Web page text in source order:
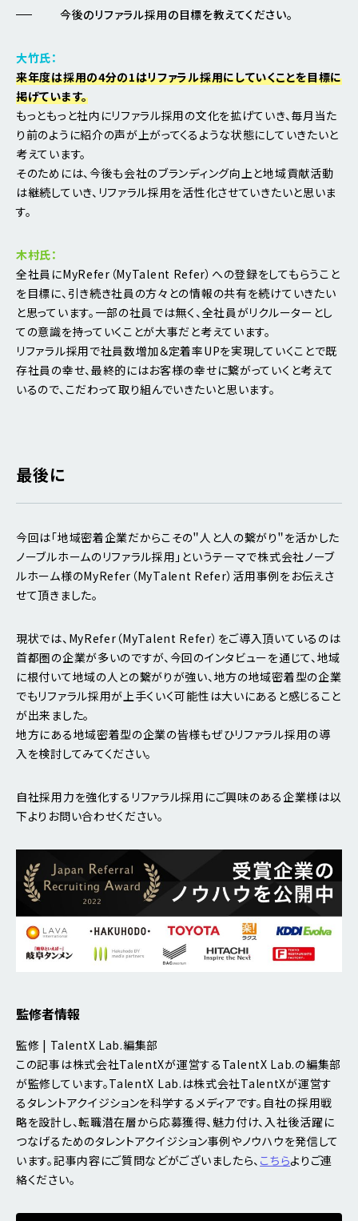
今後のリファラル採用の目標を教えてください。
大竹氏：
来年度は採用の4分の1はリファラル採用にしていくことを目標に
掲げています。
もっともっと社内にリファラル採用の文化を拡げていき、毎月当た
り前のように紹介の声が上がってくるような状態にしていきたいと
考えています。
そのためには、今後も会社のブランディング向上と地域貢献活動
は継続していき、リファラル採用を活性化させていきたいと思いま
す。
木村氏：
全社員にMyRefer（MyTalent Refer）への登録をしてもらうこと
を目標に、引き続き社員の方々との情報の共有を続けていきたい
と思っています。一部の社員では無く、全社員がリクルーターとし
ての意識を持っていくことが大事だと考えています。
リファラル採用で社員数増加＆定着率UPを実現していくことで既
存社員の幸せ、最終的にはお客様の幸せに繋がっていくと考えて
いるので、こだわって取り組んでいきたいと思います。
最後に
今回は「地域密着企業だからこその＂人と人の繋がり＂を活かした
ノーブルホームのリファラル採用」というテーマで株式会社ノーブ
ルホーム様のMyRefer（MyTalent Refer）活用事例をお伝えさ
せて頂きました。
現状では、MyRefer（MyTalent Refer）をご導入頂いているのは
首都圏の企業が多いのですが、今回のインタビューを通じて、地域
に根付いて地域の人との繋がりが強い、地方の地域密着型の企業
でもリファラル採用が上手くいく可能性は大いにあると感じること
が出来ました。
地方にある地域密着型の企業の皆様もぜひリファラル採用の導
入を検討してみてください。
自社採用力を強化するリファラル採用にご興味のある企業様は以
下よりお問い合わせください。
監修者情報
監修 | TalentX Lab.編集部
この記事は株式会社TalentXが運営するTalentX Lab.の編集部
が監修しています。TalentX Lab.は株式会社TalentXが運営す
るタレントアクイジションを科学するメディアです。自社の採用戦
略を設計し、転職潜在層から応募獲得、魅力付け、入社後活躍に
つなげるためのタレントアクイジション事例やノウハウを発信して
います。記事内容にご質問などがございましたら、 こちらよりご連
絡ください。